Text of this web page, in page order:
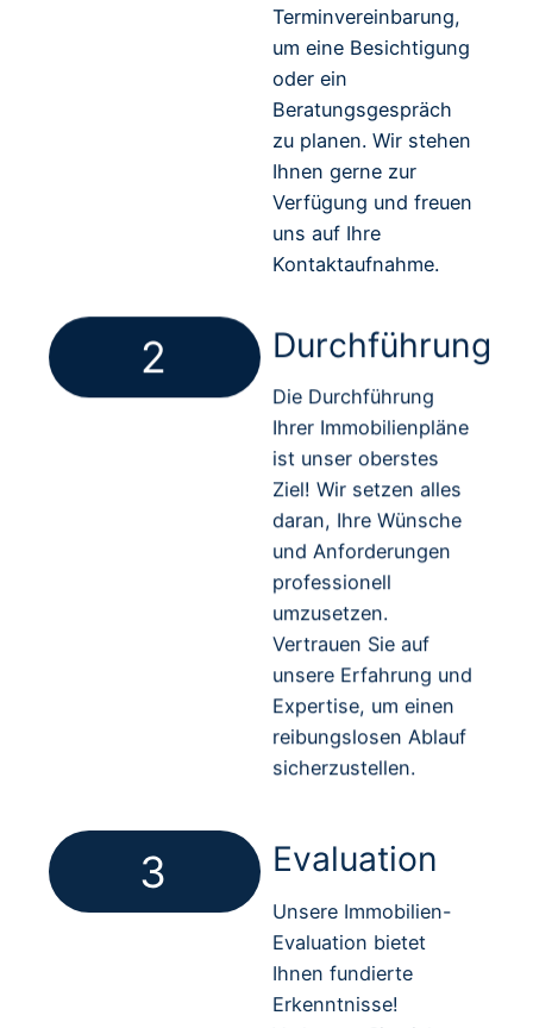
Terminvereinbarung,
um eine Besichtigung
oder ein
Beratungsgespräch
zu planen. Wir stehen
Ihnen gerne zur
Verfügung und freuen
uns auf Ihre
Kontaktaufnahme.
2 Durchführung
Die Durchführung
Ihrer Immobilienpläne
ist unser oberstes
Ziel! Wir setzen alles
daran, Ihre Wünsche
und Anforderungen
professionell
umzusetzen.
Vertrauen Sie auf
unsere Erfahrung und
Expertise, um einen
reibungslosen Ablauf
sicherzustellen.
3 Evaluation
Evaluation bietet
Ihnen fundierte
Erkenntnisse!
Verlassen Sie sich